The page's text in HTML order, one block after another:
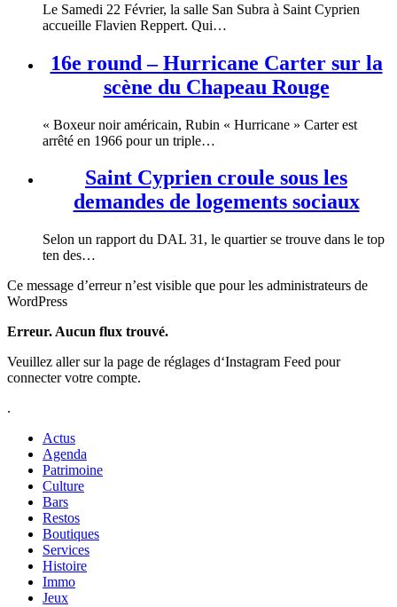
Le Samedi 22 Février, la salle San Subra à Saint Cyprien
accueille Flavien Reppert. Qui…
16e round – Hurricane Carter sur la
scène du Chapeau Rouge
« Boxeur noir américain, Rubin « Hurricane » Carter est
arrêté en 1966 pour un triple…
Saint Cyprien croule sous les
demandes de logements sociaux
Selon un rapport du DAL 31, le quartier se trouve dans le top
ten des…
Ce message d’erreur n’est visible que pour les administrateurs de
WordPress
Erreur. Aucun flux trouvé.
Veuillez aller sur la page de réglages d‘Instagram Feed pour
connecter votre compte.
.
Actus
Agenda
Patrimoine
Culture
Bars
Restos
Boutiques
Services
Histoire
Immo
Jeux